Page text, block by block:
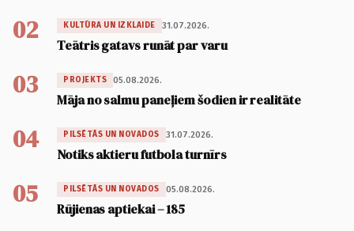
02 KULTŪRA UN IZKLAIDE 31.07.2026.
Teātris gatavs runāt par varu
03 PROJEKTS 05.08.2026.
Māja no salmu paneļiem šodien ir realitāte
04 PILSĒTĀS UN NOVADOS 31.07.2026.
Notiks aktieru futbola turnīrs
05 PILSĒTĀS UN NOVADOS 05.08.2026.
Rūjienas aptiekai – 185